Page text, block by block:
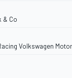
& Co
Volkswagen